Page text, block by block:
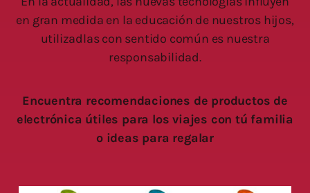
en gran medida en la educación de nuestros hijos,
utilizadlas con sentido común es nuestra
responsabilidad.
Encuentra recomendaciones de productos de
electrónica útiles para los viajes con tú familia
o ideas para regalar